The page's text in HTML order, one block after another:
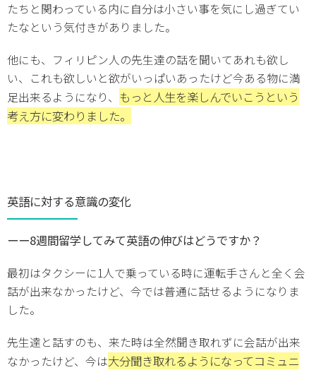
たちと関わっている内に自分は小さい事を気にし過ぎてい
たなという気付きがありました。
他にも、フィリピン人の先生達の話を聞いてあれも欲し
い、これも欲しいと欲がいっぱいあったけど今ある物に満
足出来るようになり、 もっと人生を楽しんでいこうという
考え方に変わりました。
英語に対する意識の変化
ーー8週間留学してみて英語の伸びはどうですか？
最初はタクシーに1人で乗っている時に運転手さんと全く会
話が出来なかったけど、今では普通に話せるようになりま
した。
先生達と話すのも、来た時は全然聞き取れずに会話が出来
なかったけど、今は大分聞き取れるようになってコミュニ